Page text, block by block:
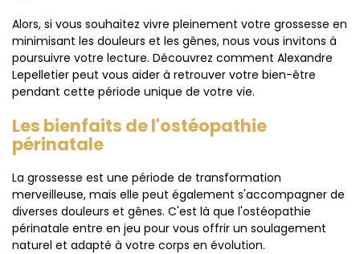
Alors, si vous souhaitez vivre pleinement votre grossesse en
minimisant les douleurs et les gênes, nous vous invitons à
poursuivre votre lecture. Découvrez comment Alexandre
Lepelletier peut vous aider à retrouver votre bien-être
pendant cette période unique de votre vie.
Les bienfaits de l'ostéopathie
périnatale
La grossesse est une période de transformation
merveilleuse, mais elle peut également s'accompagner de
diverses douleurs et gênes. C'est là que l'ostéopathie
périnatale entre en jeu pour vous offrir un soulagement
naturel et adapté à votre corps en évolution.